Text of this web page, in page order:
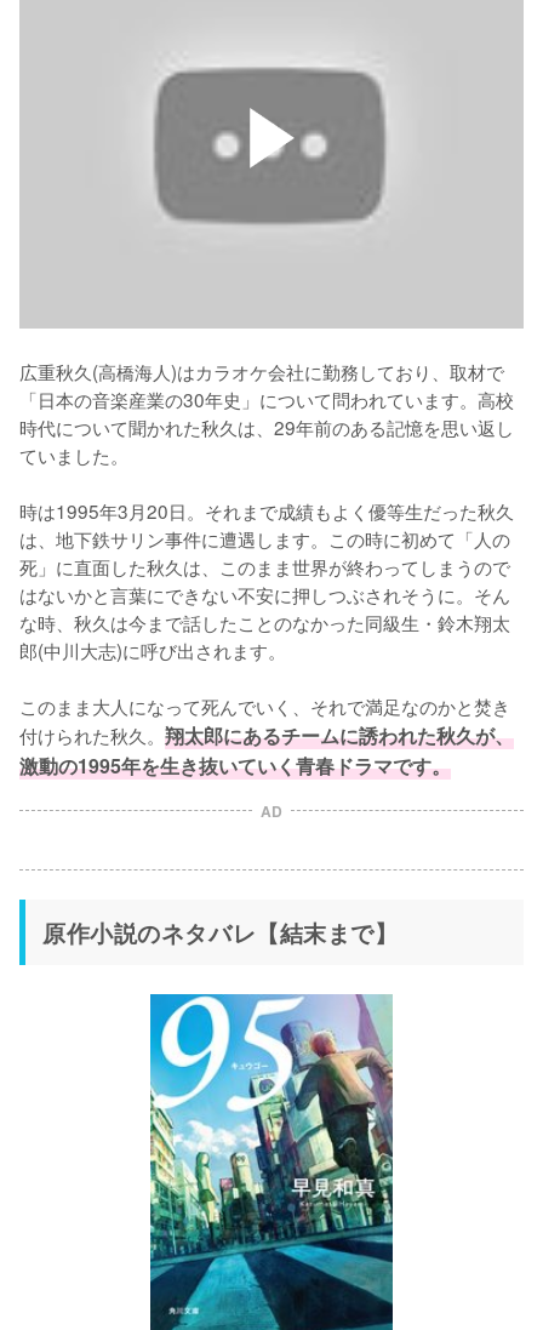
広重秋久(高橋海人)はカラオケ会社に勤務しており、取材で
「日本の音楽産業の30年史」について問われています。高校
時代について聞かれた秋久は、29年前のある記憶を思い返し
ていました。
時は1995年3月20日。それまで成績もよく優等生だった秋久
は、地下鉄サリン事件に遭遇します。この時に初めて「人の
死」に直面した秋久は、このまま世界が終わってしまうので
はないかと言葉にできない不安に押しつぶされそうに。そん
な時、秋久は今まで話したことのなかった同級生・鈴木翔太
郎(中川大志)に呼び出されます。
このまま大人になって死んでいく、それで満足なのかと焚き
付けられた秋久。 翔太郎にあるチームに誘われた秋久が、
激動の1995年を生き抜いていく青春ドラマです。
AD
原作小説のネタバレ【結末まで】